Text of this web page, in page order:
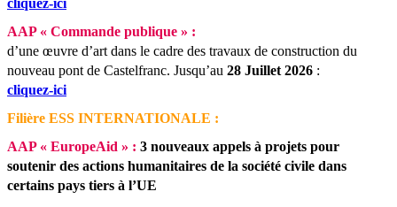
AAP « Commande publique » :
d’une œuvre d’art dans le cadre des travaux de construction du
nouveau pont de Castelfranc. Jusqu’au 28 Juillet 2026 :
cliquez-ici
Filière ESS INTERNATIONALE :
AAP « EuropeAid » : 3 nouveaux appels à projets pour
soutenir des actions humanitaires de la société civile dans
certains pays tiers à l’UE